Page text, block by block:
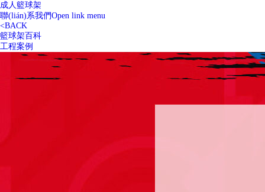
成人籃球架
聯(lián)系我們Open link menu
<BACK
籃球架百科
工程案例